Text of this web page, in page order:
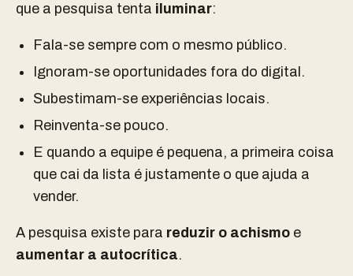
que a pesquisa tenta iluminar:
Fala-se sempre com o mesmo público.
Ignoram-se oportunidades fora do digital.
Subestimam-se experiências locais.
Reinventa-se pouco.
E quando a equipe é pequena, a primeira coisa
que cai da lista é justamente o que ajuda a
vender.
A pesquisa existe para reduzir o achismo e
aumentar a autocrítica.